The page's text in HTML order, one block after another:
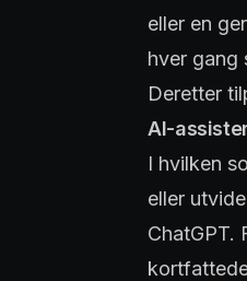
eller en
hver gang
Deretter
AI-
I hvilken
eller
ChatGPT.